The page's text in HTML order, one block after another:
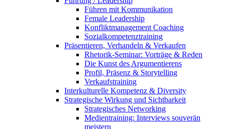
Führen mit Kommunikation
Female Leadership
Konfliktmanagement Coaching
Sozialkompetenztraining
Präsentieren, Verhandeln & Verkaufen
Rhetorik-Seminar: Vorträge & Reden
Die Kunst des Argumentierens
Profil, Präsenz & Storytelling
Verkaufstraining
Interkulturelle Kompetenz & Diversity
Strategische Wirkung und Sichtbarkeit
Strategisches Networking
Medientraining: Interviews souverän
meistern